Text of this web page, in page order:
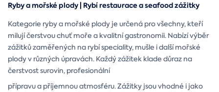
Ryby a mořské plody | Rybí restaurace a seafood zážitky
Kategorie ryby a mořské plody je určená pro všechny, kteří
milují čerstvou chuť moře a kvalitní gastronomii. Nabízí výběr
zážitků zaměřených na rybí speciality, mušle i další mořské
plody v různých úpravách. Každý zážitek klade důraz na
čerstvost surovin, profesionální
přípravu a příjemnou atmosféru. Zážitky jsou vhodné i jako